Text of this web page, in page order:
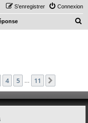
Connexion
S’enregistrer
c
h
4 5 11